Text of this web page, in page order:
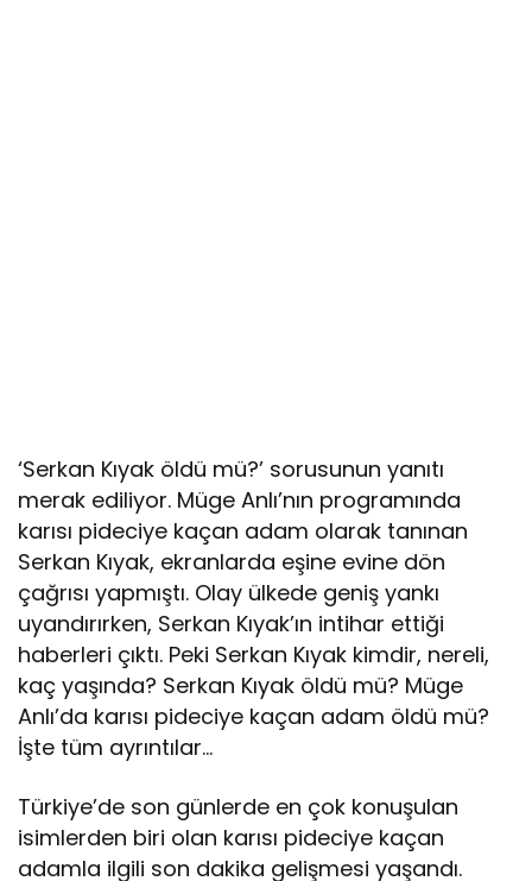
‘Serkan Kıyak öldü mü?’ sorusunun yanıtı
merak ediliyor. Müge Anlı’nın programında
karısı pideciye kaçan adam olarak tanınan
Serkan Kıyak, ekranlarda eşine evine dön
çağrısı yapmıştı. Olay ülkede geniş yankı
uyandırırken, Serkan Kıyak’ın intihar ettiği
haberleri çıktı. Peki Serkan Kıyak kimdir, nereli,
kaç yaşında? Serkan Kıyak öldü mü? Müge
Anlı’da karısı pideciye kaçan adam öldü mü?
İşte tüm ayrıntılar…
Türkiye’de son günlerde en çok konuşulan
isimlerden biri olan karısı pideciye kaçan
adamla ilgili son dakika gelişmesi yaşandı.